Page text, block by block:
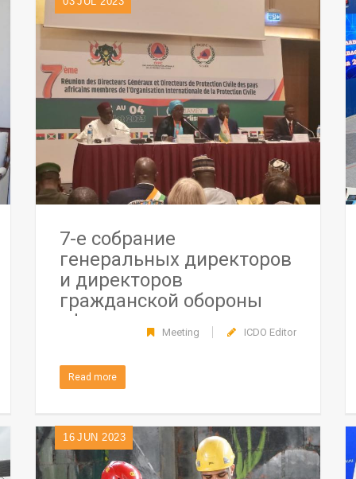
7-е собрание
генеральных директоров
и директоров
гражданской обороны
африканских стран-
членов МОГОMeeting ICDO Editor
Read more
16 JUN 2023